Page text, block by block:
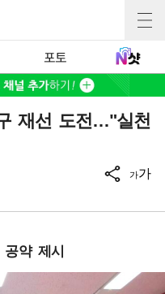
포토
재선 도전…"실천
가가
공약 제시